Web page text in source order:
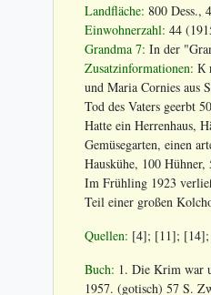
Landfläche: 800 Dess.,
Einwohnerzahl: 44
Grandma 7: In der
Zusatzinformationen: К
und Maria Cornies aus
Tod des Vaters geerbt
Hatte ein Herrenhaus,
Gemüsegarten, einen
Hauskühe, 100
Im Frühling 1923
Teil einer großen
Quellen: [4]; [11]; [14];
Buch: 1. Die Krim war
1957. (gotisch) 57 S.